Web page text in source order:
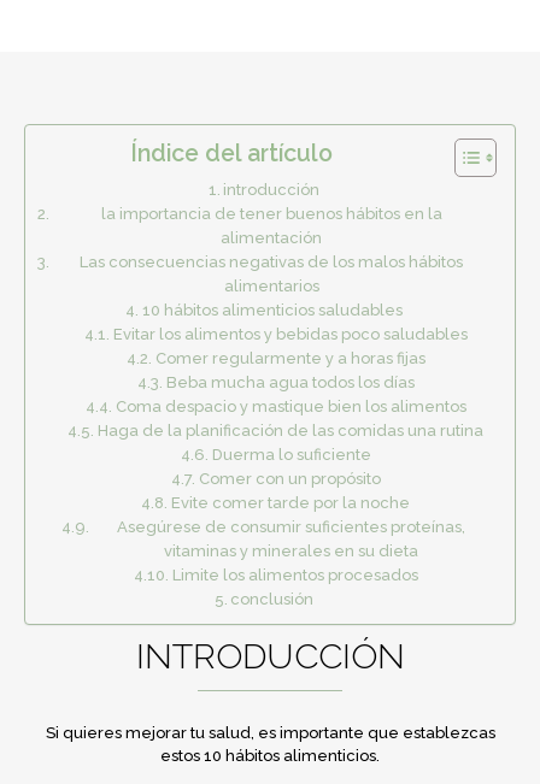
Índice del artículo
introducción
la importancia de tener buenos hábitos en la
alimentación
Las consecuencias negativas de los malos hábitos
alimentarios
10 hábitos alimenticios saludables
Evitar los alimentos y bebidas poco saludables
Comer regularmente y a horas fijas
Beba mucha agua todos los días
Coma despacio y mastique bien los alimentos
Haga de la planificación de las comidas una rutina
Duerma lo suficiente
Comer con un propósito
Evite comer tarde por la noche
Asegúrese de consumir suficientes proteínas,
vitaminas y minerales en su dieta
Limite los alimentos procesados
conclusión
INTRODUCCIÓN
Si quieres mejorar tu salud, es importante que establezcas
estos 10 hábitos alimenticios.